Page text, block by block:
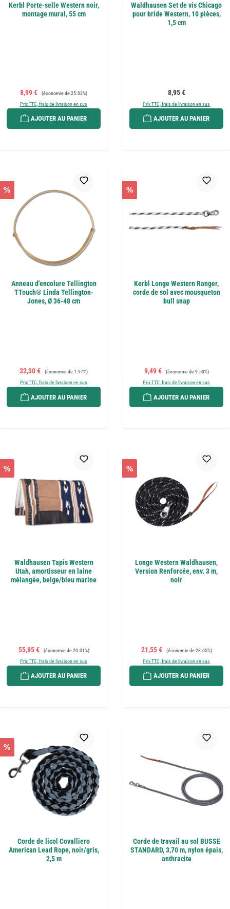
Kerbl Porte-selle Western noir,
montage mural, 55 cm
Prix de vente :
8,99 € Prix régulier :
(économie de 25.02%)
Prix TTC, frais de livraison en sus
AJOUTER AU PANIER
Waldhausen Set de vis Chicago
pour bride Western, 10 pièces,
1,5 cm
Prix régulier :
8,95 €
Prix TTC, frais de livraison en sus
AJOUTER AU PANIER
%
Anneau d'encolure Tellington
TTouch® Linda Tellington-
Jones, Ø 36-48 cm
Prix de vente :
32,30 € Prix régulier :
(économie de 1.97%)
Prix TTC, frais de livraison en sus
AJOUTER AU PANIER
%
Kerbl Longe Western Ranger,
corde de sol avec mousqueton
bull snap
Prix de vente :
9,49 € Prix régulier :
(économie de 9.53%)
Prix TTC, frais de livraison en sus
AJOUTER AU PANIER
%
Waldhausen Tapis Western
Utah, amortisseur en laine
mélangée, beige/bleu marine
Prix de vente :
55,95 € Prix régulier :
(économie de 20.01%)
Prix TTC, frais de livraison en sus
AJOUTER AU PANIER
%
Longe Western Waldhausen,
Version Renforcée, env. 3 m,
noir
Prix de vente :
21,55 € Prix régulier :
(économie de 28.05%)
Prix TTC, frais de livraison en sus
AJOUTER AU PANIER
%
Corde de licol Covalliero
American Lead Rope, noir/gris,
2,5 m
Corde de travail au sol BUSSE
STANDARD, 3,70 m, nylon épais,
anthracite